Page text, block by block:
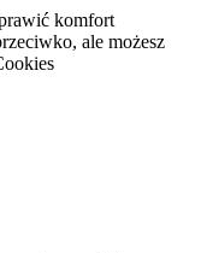
komfort
ale możesz